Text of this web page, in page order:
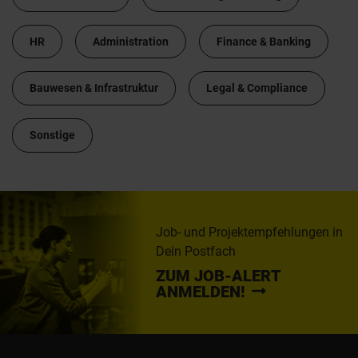
HR Administration Finance & Banking
Bauwesen & Infrastruktur Legal & Compliance
Sonstige
Job- und Projektempfehlungen in
Dein Postfach
ZUM JOB-ALERT
ANMELDEN!